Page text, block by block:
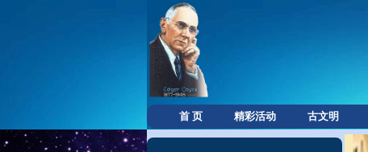
首 页 精彩活动 古文明